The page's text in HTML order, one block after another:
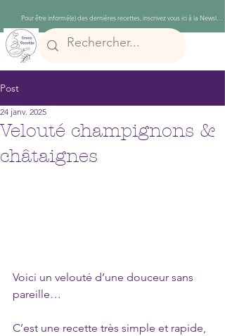
Post
Velouté champignons &
châtaignes
24 janv. 2025
Voici un velouté d’une douceur sans
pareille…
C’est une recette très simple et rapide,